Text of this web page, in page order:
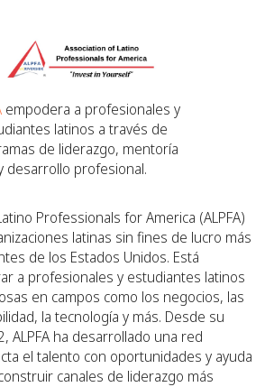
empodera a profesionales y
latinos a través de
de liderazgo, mentoría
desarrollo profesional.
Professionals for America (ALPFA)
latinas sin fines de lucro más
de los Estados Unidos. Está
a profesionales y estudiantes latinos
en campos como los negocios, las
la tecnología y más. Desde su
ALPFA ha desarrollado una red
el talento con oportunidades y ayuda
canales de liderazgo más